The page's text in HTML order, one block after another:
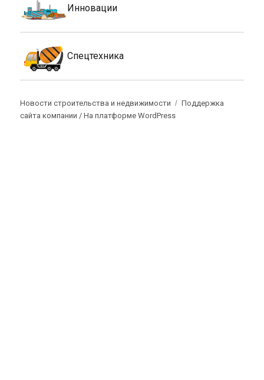
Инновации
Спецтехника
Новости строительства и недвижимости
Поддержка
сайта компании /На платформе WordPress